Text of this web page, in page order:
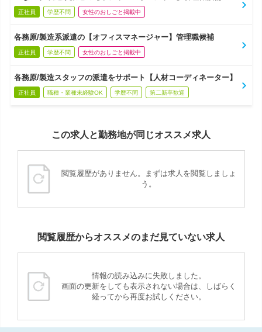
正社員 学歴不問 女性のおしごと掲載中
各務原/製造系派遣の【オフィスマネージャー】管理職候補
正社員 学歴不問 女性のおしごと掲載中
各務原/製造スタッフの派遣をサポート【人材コーディネーター】
正社員 職種・業種未経験OK 学歴不問 第二新卒歓迎
この求人と勤務地が同じオススメ求人
閲覧履歴がありません。まずは求人を閲覧しましょ
う。
閲覧履歴からオススメのまだ見ていない求人
情報の読み込みに失敗しました。
画面の更新をしても表示されない場合は、しばらく
経ってから再度お試しください。